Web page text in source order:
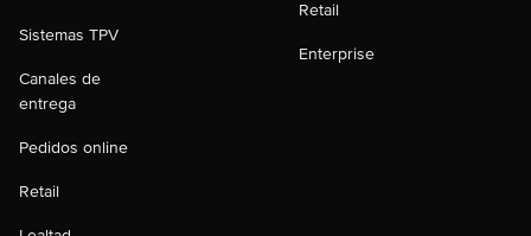
Sistemas TPV
Canales de
entrega
Pedidos online
Retail
Retail
Enterprise